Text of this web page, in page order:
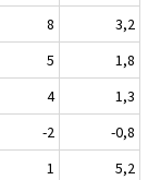
8
3,2
5
1,8
4
1,3
-2
-0,8
1 5,2